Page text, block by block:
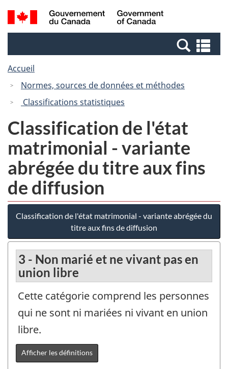
Passer
au
Passer
à
Canada
Recherche
et
et
Accueil
Normes, sources de données et méthodes
Classifications statistiques
Classification de l'état
matrimonial - variante
abrégée du titre aux fins
de diffusion
Classification de l'état matrimonial - variante abrégée du
titre aux fins de diffusion
3 - Non marié et ne vivant pas en
union libre
Cette catégorie comprend les personnes
qui ne sont ni mariées ni vivant en union
libre.
Afficher les définitions